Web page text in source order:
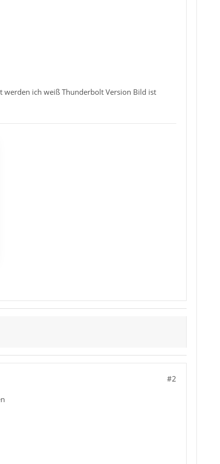
werden ich weiß Thunderbolt Version Bild ist
#2